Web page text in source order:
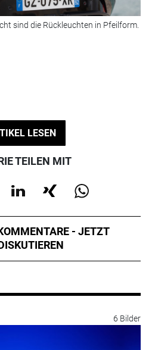
sind die Rückleuchten in Pfeilform.
LESEN
TEILEN MIT
- JETZT
6 Bilder